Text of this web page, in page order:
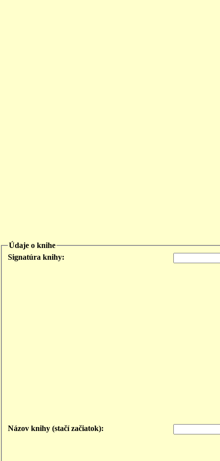
Údaje o knihe
Signatúra knihy:
Názov knihy (stačí začiatok):